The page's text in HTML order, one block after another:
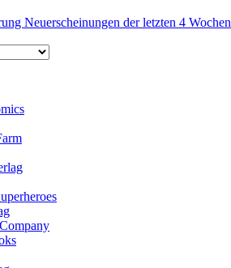
Neuerscheinungen der letzten 4 Wochen